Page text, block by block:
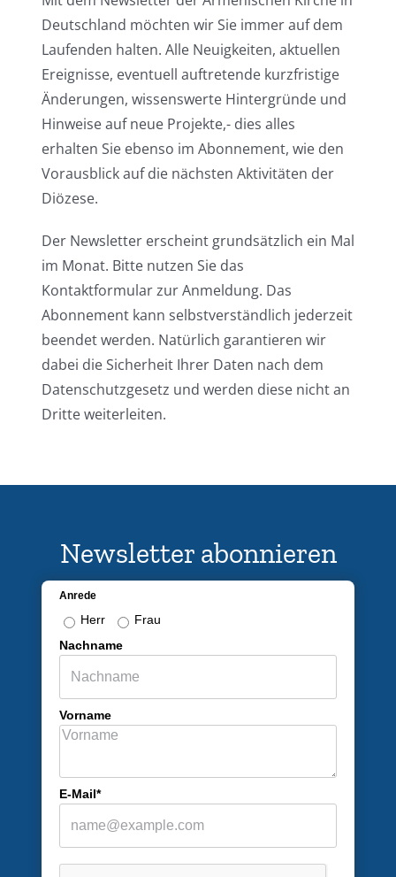
Deutschland möchten wir Sie immer auf dem
Laufenden halten. Alle Neuigkeiten, aktuellen
Ereignisse, eventuell auftretende kurzfristige
Änderungen, wissenswerte Hintergründe und
Hinweise auf neue Projekte,- dies alles
erhalten Sie ebenso im Abonnement, wie den
Vorausblick auf die nächsten Aktivitäten der
Diözese.
Der Newsletter erscheint grundsätzlich ein Mal
im Monat. Bitte nutzen Sie das
Kontaktformular zur Anmeldung. Das
Abonnement kann selbstverständlich jederzeit
beendet werden. Natürlich garantieren wir
dabei die Sicherheit Ihrer Daten nach dem
Datenschutzgesetz und werden diese nicht an
Dritte weiterleiten.
Newsletter abonnieren
Anrede
Herr
Frau
Nachname
Vorname
E-Mail*